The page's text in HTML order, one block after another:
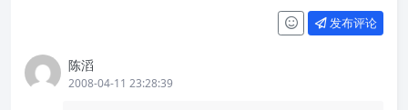
发布评论
陈滔
2008-04-11 23:28:39